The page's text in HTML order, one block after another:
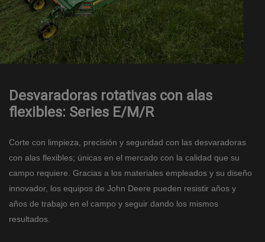
Desvaradoras rotativas con alas
flexibles: Series E/M/R
Corte con limpieza, precisión y seguridad con las desvaradoras
con alas flexibles; únicas en el mercado con la calidad que su
campo requiere. Gracias a los materiales empleados y su diseño
innovador, los equipos de John Deere pueden resistir años y
años de trabajo en el campo y seguir dando los mismos
resultados.